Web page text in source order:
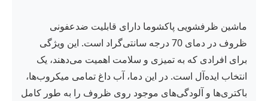
ماشین ظرفشویی پاکشوما دارای قابلیت ضدعفونی
ظروف در دمای 70 درجه سانتی‌گراد است. این ویژگی
برای افرادی که به تمیزی و سلامت اهمیت می‌دهند، یک
انتخاب ایده‌آل است. در این دما، آب داغ تمامی میکروب‌ها،
باکتری‌ها و آلودگی‌های موجود روی ظروف را به طور کامل